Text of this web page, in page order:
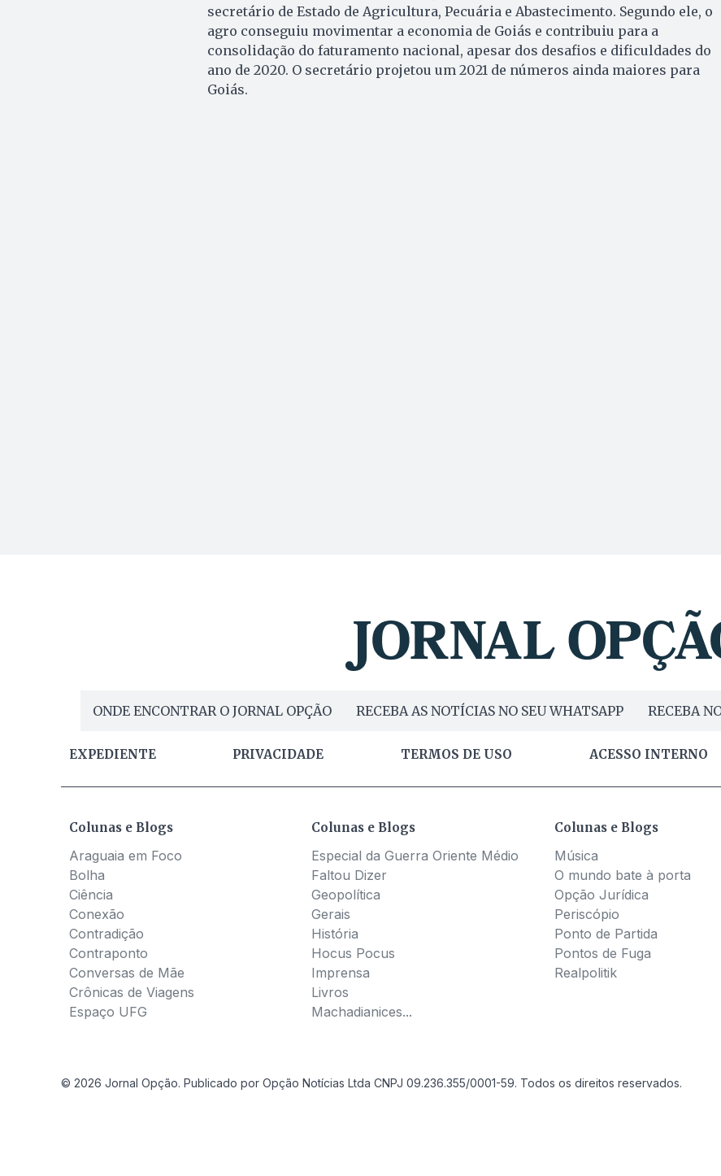
secretário de Estado de Agricultura, Pecuária e Abastecimento. Segundo ele, o
agro conseguiu movimentar a economia de Goiás e contribuiu para a
consolidação do faturamento nacional, apesar dos desafios e dificuldades do
ano de 2020. O secretário projetou um 2021 de números ainda maiores para
Goiás.
ONDE ENCONTRAR O JORNAL OPÇÃO RECEBA AS NOTÍCIAS NO SEU WHATSAPP RECEBA
EXPEDIENTE PRIVACIDADE TERMOS DE USO ACESSO INTERNO
Colunas e Blogs
Araguaia em Foco
Bolha
Ciência
Conexão
Contradição
Contraponto
Conversas de Mãe
Crônicas de Viagens
Espaço UFG
Colunas e Blogs
Especial da Guerra Oriente Médio
Faltou Dizer
Geopolítica
Gerais
História
Hocus Pocus
Imprensa
Livros
Machadianices...
Colunas e Blogs
Música
O mundo bate à porta
Opção Jurídica
Periscópio
Ponto de Partida
Pontos de Fuga
Realpolitik
© 2026 Jornal Opção. Publicado por Opção Notícias Ltda CNPJ 09.236.355/0001-59. Todos os direitos reservados.